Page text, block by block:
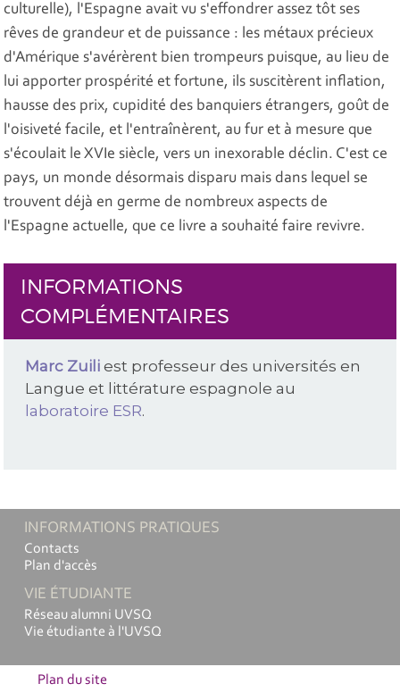
culturelle), l'Espagne avait vu s'effondrer assez tôt ses
rêves de grandeur et de puissance : les métaux précieux
d'Amérique s'avérèrent bien trompeurs puisque, au lieu de
lui apporter prospérité et fortune, ils suscitèrent inflation,
hausse des prix, cupidité des banquiers étrangers, goût de
l'oisiveté facile, et l'entraînèrent, au fur et à mesure que
s'écoulait le XVIe siècle, vers un inexorable déclin. C'est ce
pays, un monde désormais disparu mais dans lequel se
trouvent déjà en germe de nombreux aspects de
l'Espagne actuelle, que ce livre a souhaité faire revivre.
INFORMATIONS
COMPLÉMENTAIRES
Marc Zuili est professeur des universités en
Langue et littérature espagnole au
laboratoire ESR.
INFORMATIONS PRATIQUES
Contacts
Plan d'accès
VIE ÉTUDIANTE
Réseau alumni UVSQ
Vie étudiante à l'UVSQ
Plan du site